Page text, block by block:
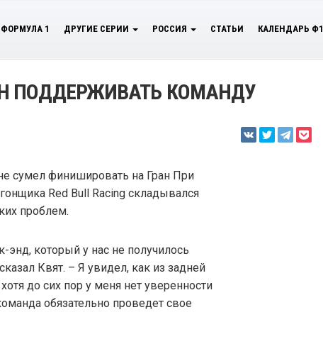
ФОРМУЛА 1 ДРУГИЕ СЕРИИ РОССИЯ СТАТЬИ КАЛЕНДАРЬ Ф1
ПОДДЕРЖИВАТЬ КОМАНДУ
сумел финишировать на Гран При
Red Bull Racing складывался
проблем.
который у нас не получилось
Квят. – Я увидел, как из задней
до сих пор у меня нет уверенности
обязательно проведет свое